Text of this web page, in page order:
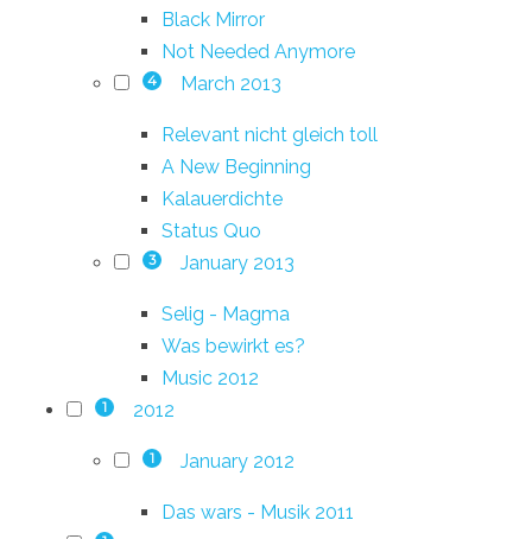
Black Mirror
Not Needed Anymore
4 March 2013
Relevant nicht gleich toll
A New Beginning
Kalauerdichte
Status Quo
3 January 2013
Selig - Magma
Was bewirkt es?
Music 2012
1 2012
1 January 2012
Das wars - Musik 2011